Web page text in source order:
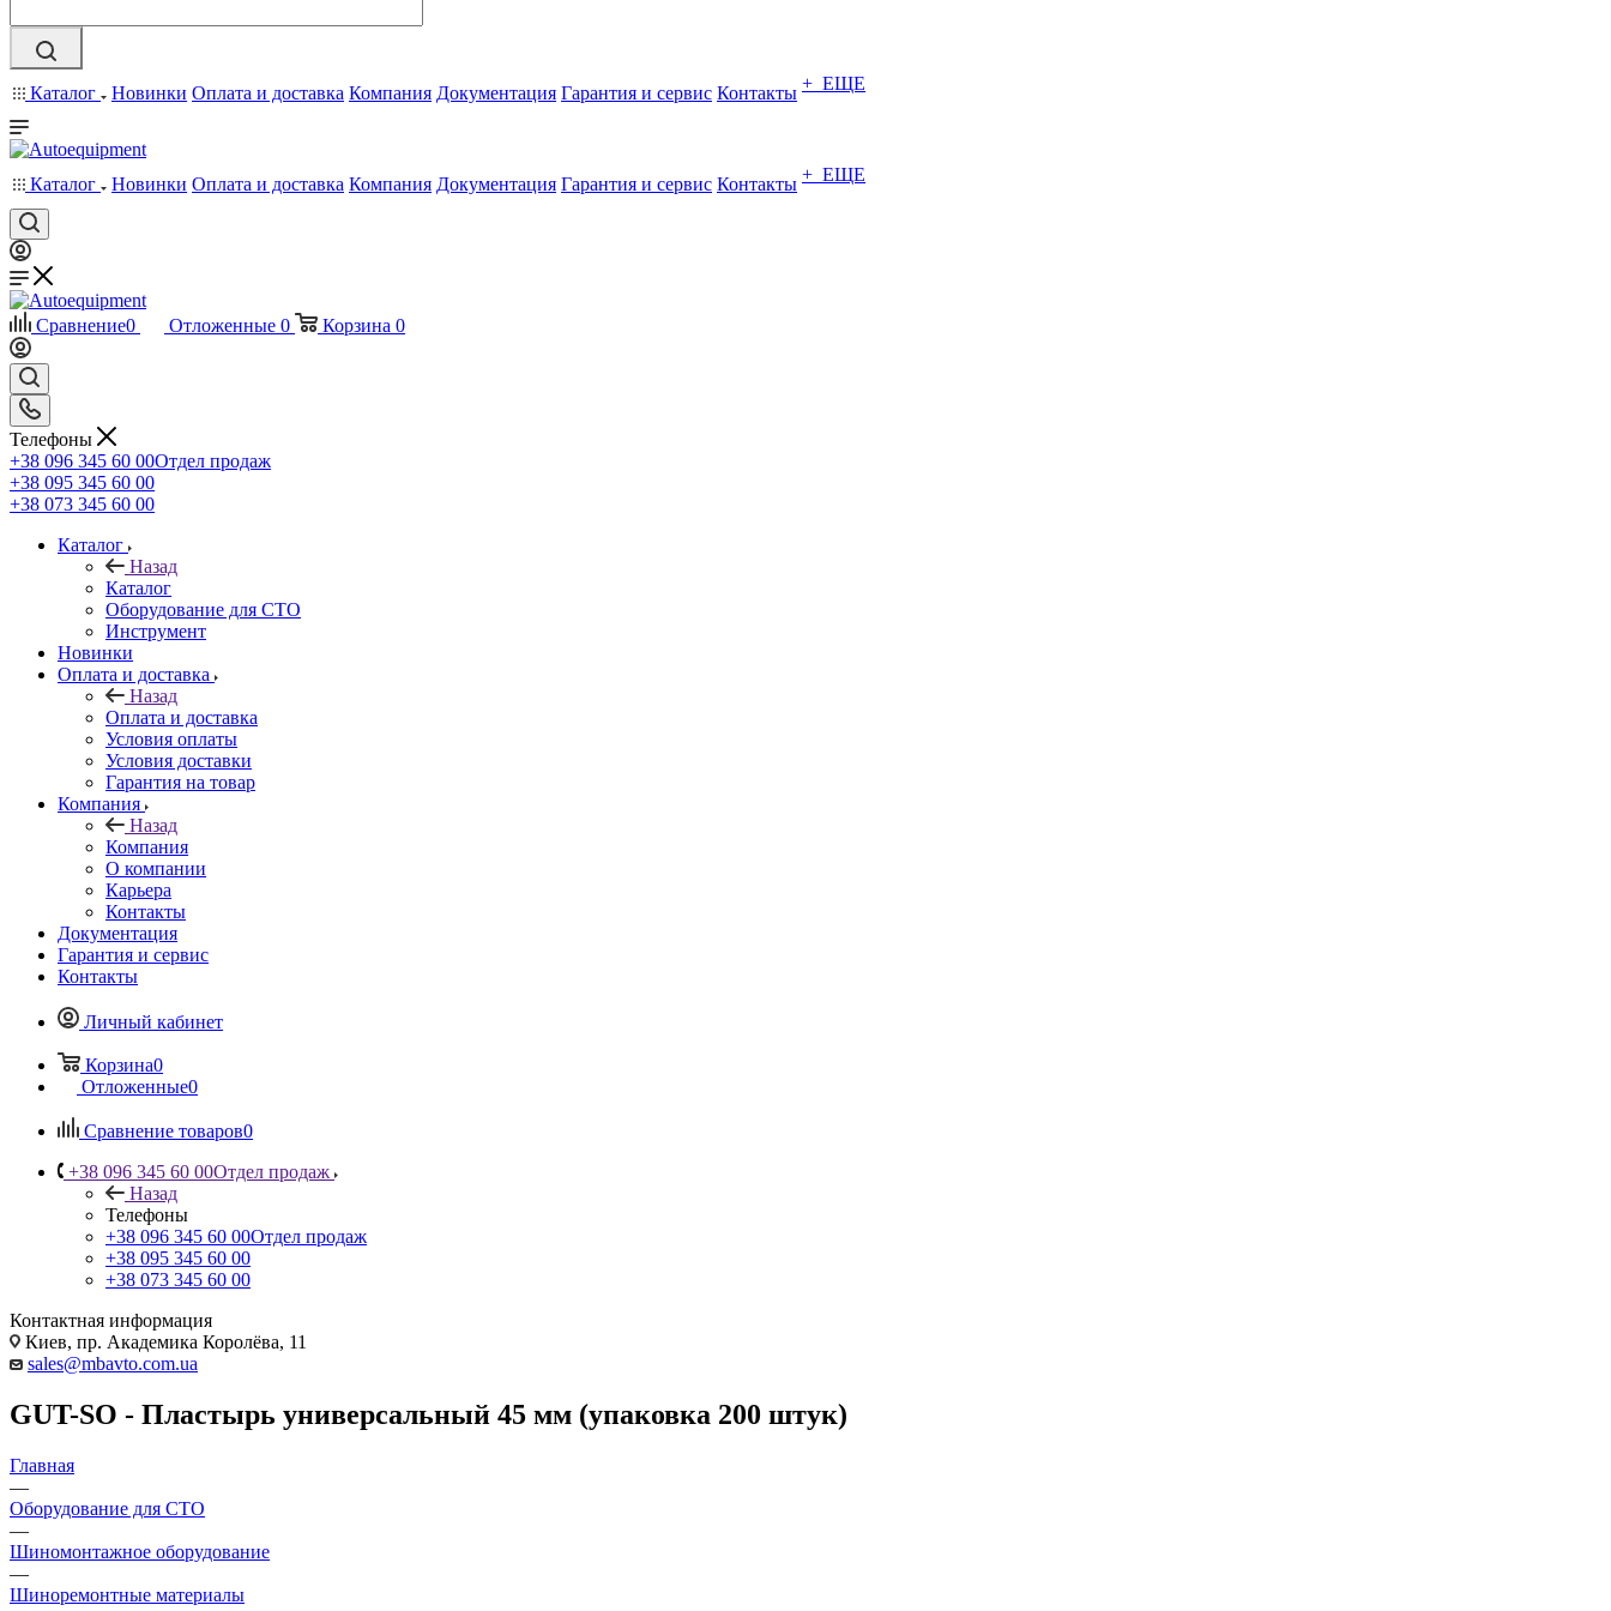
Каталог Новинки Оплата и доставка Компания Документация Гарантия и сервис Контакты + ЕЩЕ
Каталог Новинки Оплата и доставка Компания Документация Гарантия и сервис Контакты + ЕЩЕ
Сравнение0 Отложенные 0 Корзина 0
Телефоны
+38 096 345 60 00Отдел продаж
+38 095 345 60 00
+38 073 345 60 00
Каталог
Назад
Каталог
Оборудование для СТО
Инструмент
Новинки
Оплата и доставка
Назад
Оплата и доставка
Условия оплаты
Условия доставки
Гарантия на товар
Компания
Назад
Компания
О компании
Карьера
Контакты
Документация
Гарантия и сервис
Контакты
Личный кабинет
Корзина0
Отложенные0
Сравнение товаров0
+38 096 345 60 00Отдел продаж
Назад
Телефоны
+38 096 345 60 00Отдел продаж
+38 095 345 60 00
+38 073 345 60 00
Контактная информация
Киев, пр. Академика Королёва, 11
sales@mbavto.com.ua
GUT-SO - Пластырь универсальный 45 мм (упаковка 200 штук)
Главная
—
Оборудование для СТО
—
Шиномонтажное оборудование
—
Шиноремонтные материалы